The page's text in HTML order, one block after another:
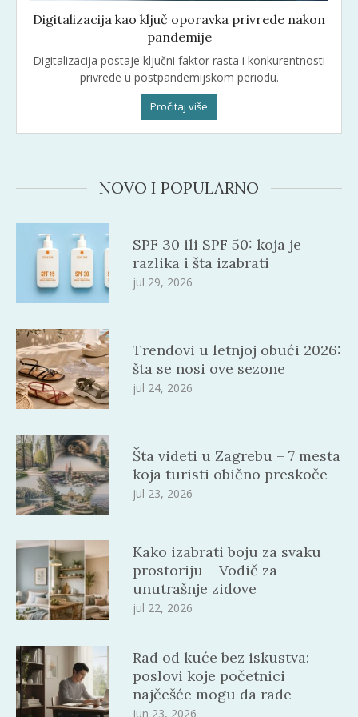
Digitalizacija kao ključ oporavka privrede nakon
pandemije
Digitalizacija postaje ključni faktor rasta i konkurentnosti
privrede u postpandemijskom periodu.
Pročitaj više
NOVO I POPULARNO
SPF 30 ili SPF 50: koja je
razlika i šta izabrati
jul 29, 2026
Trendovi u letnjoj obući 2026:
šta se nosi ove sezone
jul 24, 2026
Šta videti u Zagrebu – 7 mesta
koja turisti obično preskoče
jul 23, 2026
Kako izabrati boju za svaku
prostoriju – Vodič za
unutrašnje zidove
jul 22, 2026
Rad od kuće bez iskustva:
poslovi koje početnici
najčešće mogu da rade
jun 23, 2026